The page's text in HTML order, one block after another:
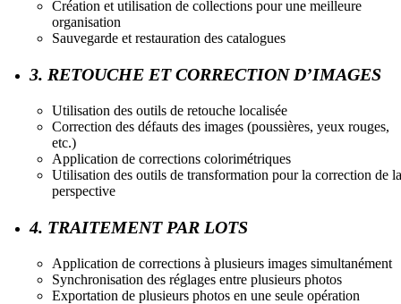
Création et utilisation de collections pour une meilleure
organisation
Sauvegarde et restauration des catalogues
3. RETOUCHE ET CORRECTION D’IMAGES
Utilisation des outils de retouche localisée
Correction des défauts des images (poussières, yeux rouges,
etc.)
Application de corrections colorimétriques
Utilisation des outils de transformation pour la correction de la
perspective
4. TRAITEMENT PAR LOTS
Application de corrections à plusieurs images simultanément
Synchronisation des réglages entre plusieurs photos
Exportation de plusieurs photos en une seule opération